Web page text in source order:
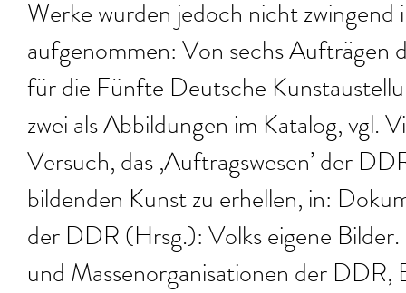
Werke wurden jedoch nicht zwingend
aufgenommen: Von sechs Aufträgen
für die Fünfte Deutsche
zwei als Abbildungen im Katalog, vgl.
Versuch, das ‚Auftragswesen’ der
bildenden Kunst zu erhellen, in:
der DDR (Hrsg.): Volks eigene
und Massenorganisationen der DDR,